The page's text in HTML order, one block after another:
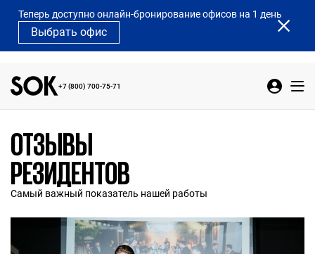
Теперь доступно онлайн-бронирование офисов на 1 день
Выбрать офис
+7 (800) 700-75-71
ОТЗЫВЫ
РЕЗИДЕНТОВ
Самый важный показатель нашей работы